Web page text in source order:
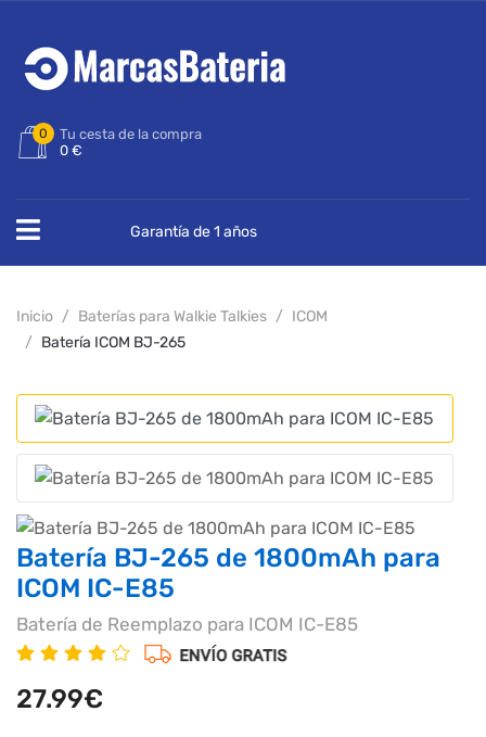
0
Tu cesta de la compra
0 €
Garantía de 1 años
Inicio Baterías para Walkie Talkies
ICOM
Batería ICOM BJ-265
Batería BJ-265 de 1800mAh para
ICOM IC-E85
Batería de Reemplazo para ICOM IC-E85
27.99€